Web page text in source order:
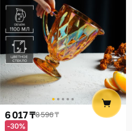
6 017 ₸8 596 ₸
-30%